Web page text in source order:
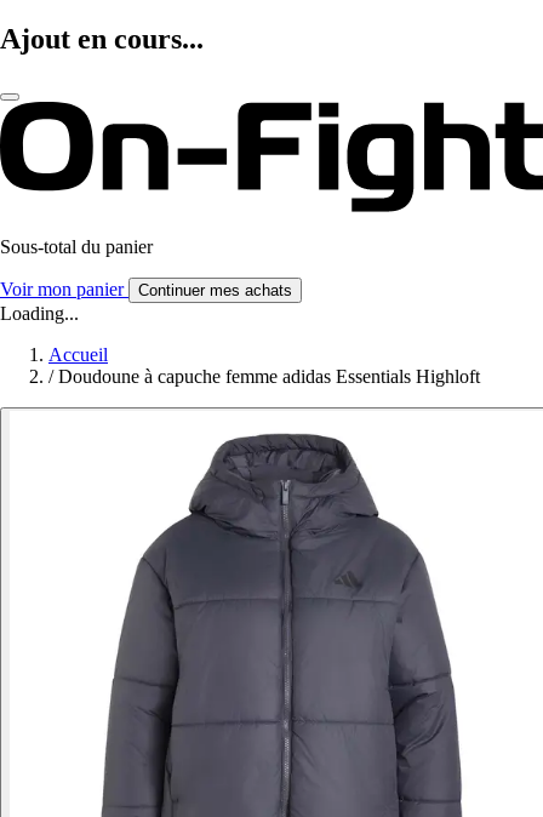
Ajout en cours...
Sous-total du panier
Voir mon panier Continuer mes achats
Loading...
Accueil
/ Doudoune à capuche femme adidas Essentials Highloft